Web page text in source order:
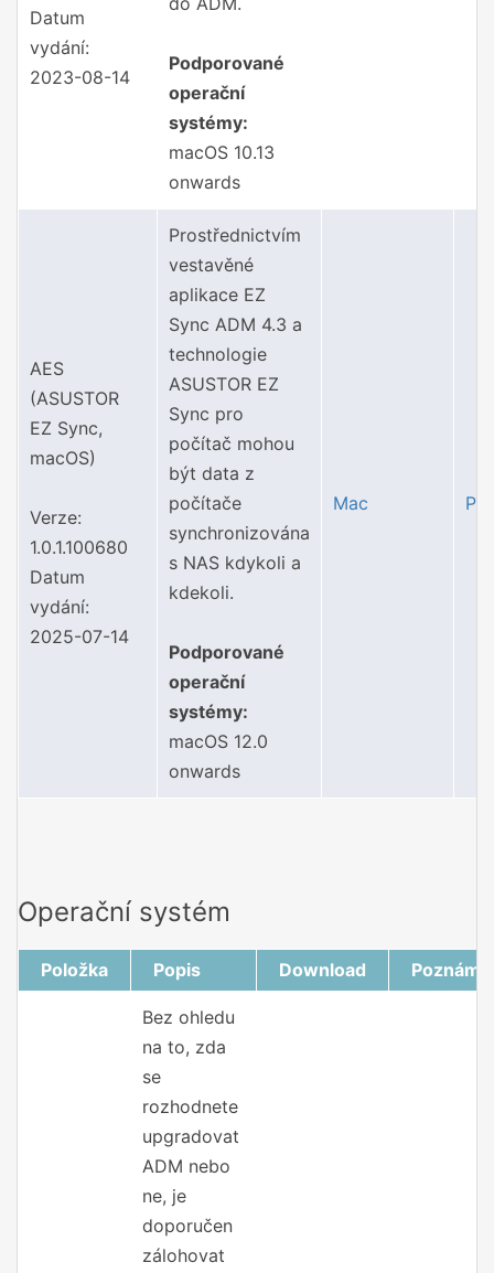
Datum
vydání:
2023-08-14
Podporované
operační
systémy:
macOS 10.13
onwards
AES
(ASUSTOR
EZ Sync,
macOS)
Verze:
1.0.1.100680
Datum
vydání:
2025-07-14
Prostřednictvím
vestavěné
aplikace EZ
Sync ADM 4.3 a
technologie
ASUSTOR EZ
Sync pro
počítač mohou
být data z
počítače
synchronizována
s NAS kdykoli a
kdekoli.
Podporované
operační
systémy:
macOS 12.0
onwards
Mac
Operační systém
Položka Popis Download
Bez ohledu
na to, zda
se
rozhodnete
upgradovat
ADM nebo
ne, je
doporučen
zálohovat